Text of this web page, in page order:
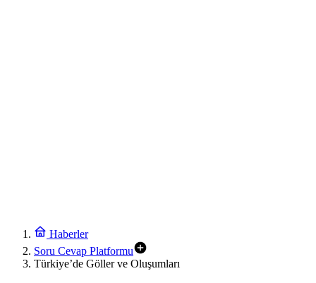
Haberler
Soru Cevap Platformu
Türkiye’de Göller ve Oluşumları